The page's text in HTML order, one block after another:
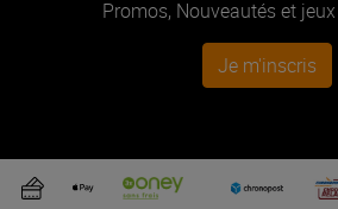
Promos, Nouveautés et
Je m'inscris